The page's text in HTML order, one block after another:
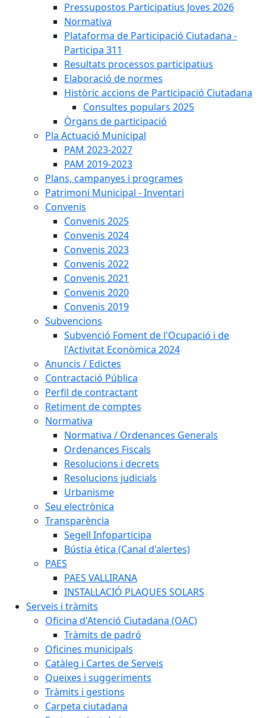
Pressupostos Participatius Joves 2026
Normativa
Plataforma de Participació Ciutadana -
Participa 311
Resultats processos participatius
Elaboració de normes
Històric accions de Participació Ciutadana
Consultes populars 2025
Òrgans de participació
Pla Actuació Municipal
PAM 2023-2027
PAM 2019-2023
Plans, campanyes i programes
Patrimoni Municipal - Inventari
Convenis
Convenis 2025
Convenis 2024
Convenis 2023
Convenis 2022
Convenis 2021
Convenis 2020
Convenis 2019
Subvencions
Subvenció Foment de l'Ocupació i de
l'Activitat Econòmica 2024
Anuncis / Edictes
Contractació Pública
Perfil de contractant
Retiment de comptes
Normativa
Normativa / Ordenances Generals
Ordenances Fiscals
Resolucions i decrets
Resolucions judicials
Urbanisme
Seu electrònica
Transparència
Segell Infoparticipa
Bústia ètica (Canal d'alertes)
PAES
PAES VALLIRANA
INSTAL·LACIÓ PLAQUES SOLARS
Serveis i tràmits
Oficina d'Atenció Ciutadana (OAC)
Tràmits de padró
Oficines municipals
Catàleg i Cartes de Serveis
Queixes i suggeriments
Tràmits i gestions
Carpeta ciutadana